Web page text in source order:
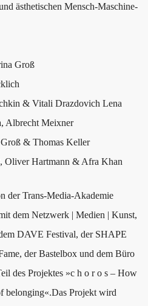
ästhetischen Mensch-Maschine-
Groß
& Vitali Drazdovich Lena
Albrecht Meixner
& Thomas Keller
Oliver Hartmann & Afra Khan
der Trans-Media-Akademie
dem Netzwerk | Medien | Kunst,
DAVE Festival, der SHAPE
der Bastelbox und dem Büro
des Projektes »c h o r o s – How
belonging«.Das Projekt wird